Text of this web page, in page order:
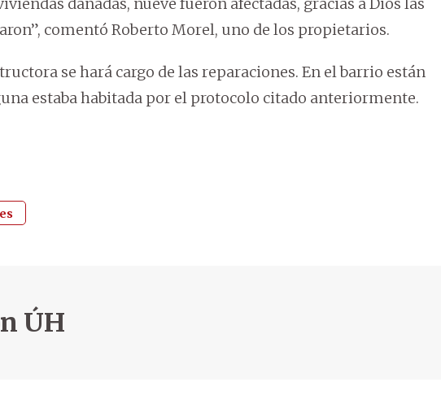
dañadas, nueve fueron afectadas, gracias a Dios las
comentó Roberto Morel, uno de los propietarios.
se hará cargo de las reparaciones. En el barrio están
estaba habitada por el protocolo citado anteriormente.
ÚH